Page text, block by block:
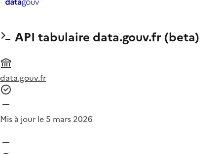
API tabulaire data.gouv.fr (beta)
data.gouv.fr
Mis à jour le 5 mars 2026